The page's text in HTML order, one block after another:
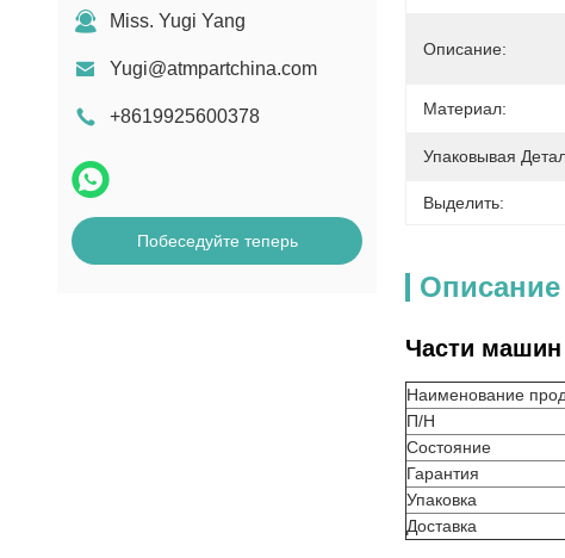
Miss. Yugi Yang
Yugi@atmpartchina.com
+8619925600378
Побеседуйте теперь
Описание:
Материал:
Упаковывая
Выделить:
Части машин
Наименование
П/Н
Состояние
Гарантия
Упаковка
Доставка